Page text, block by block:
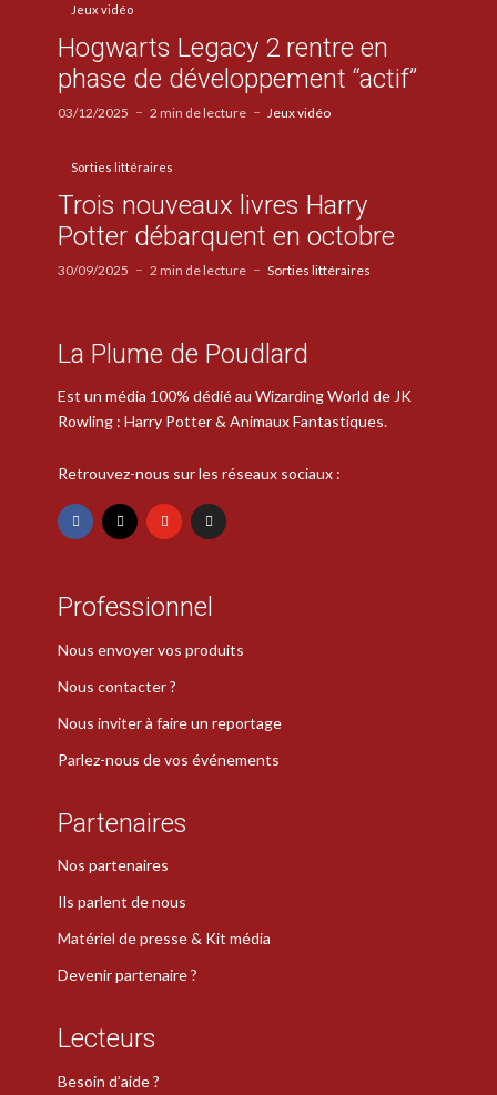
Jeux vidéo
Hogwarts Legacy 2 rentre en
phase de développement “actif”
03/12/2025 2 min de lecture Jeux vidéo
Sorties littéraires
Trois nouveaux livres Harry
Potter débarquent en octobre
30/09/2025 2 min de lecture Sorties littéraires
La Plume de Poudlard
Est un média 100% dédié au Wizarding World de JK
Rowling : Harry Potter & Animaux Fantastiques.
Retrouvez-nous sur les réseaux sociaux :
Professionnel
Nous envoyer vos produits
Nous contacter ?
Nous inviter à faire un reportage
Parlez-nous de vos événements
Partenaires
Nos partenaires
Ils parlent de nous
Matériel de presse & Kit média
Devenir partenaire ?
Lecteurs
Besoin d’aide ?